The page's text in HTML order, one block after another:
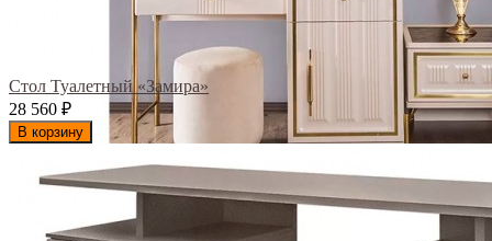
Стол Туалетный «Замира»
28 560 ₽
В корзину